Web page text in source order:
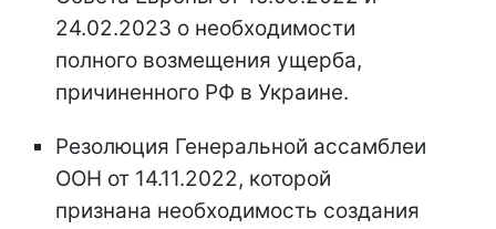
24.02.2023 о необходимости
полного возмещения ущерба,
причиненного РФ в Украине.
Резолюция Генеральной ассамблеи
ООН от 14.11.2022, которой
признана необходимость создания